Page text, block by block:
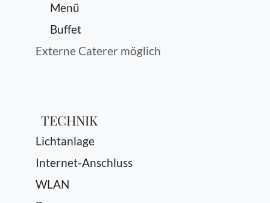
Menü
Buffet
Externe Caterer möglich
TECHNIK
Lichtanlage
Internet-Anschluss
WLAN